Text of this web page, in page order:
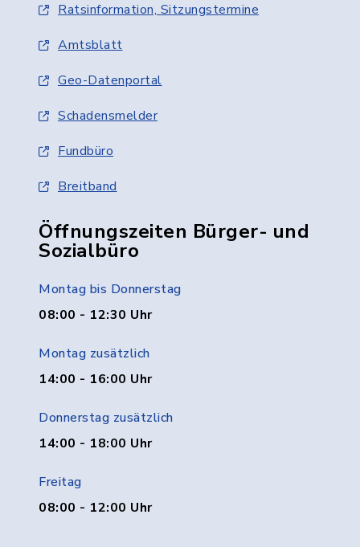
Ratsinformation, Sitzungstermine
Amtsblatt
Geo-Datenportal
Schadensmelder
Fundbüro
Breitband
Öffnungszeiten Bürger- und
Sozialbüro
Montag bis Donnerstag
08:00 - 12:30 Uhr
Montag zusätzlich
14:00 - 16:00 Uhr
Donnerstag zusätzlich
14:00 - 18:00 Uhr
Freitag
08:00 - 12:00 Uhr